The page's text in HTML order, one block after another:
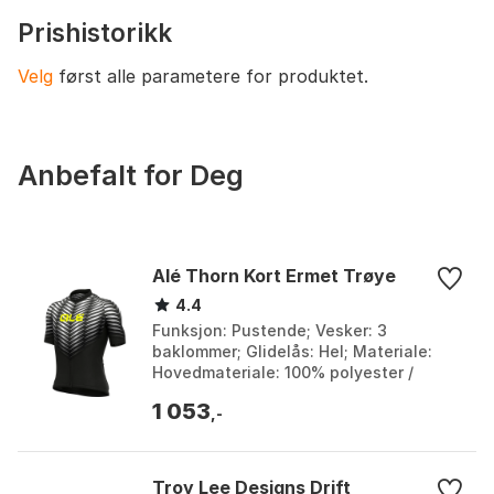
standard lommeoppsett. Mindre egnet når det kreves
sikkerhetslomme med glidelås eller maksimal
kjøleeffekt i ekstrem varme.
Komforttemperaturområde
Rasktørkende Ja
Prishistorikk
Velg først alle parametere for produktet.
Anbefalt for Deg
Alé Thorn Kort Ermet Trøye
4.4
Funksjon: Pustende; Vesker: 3
baklommer; Glidelås: Hel; Materiale:
Hovedmateriale: 100% polyester /
elastan. Farge: Black, Blu...
1 053 ,-
Troy Lee Designs Drift